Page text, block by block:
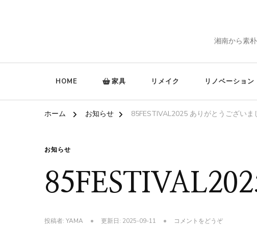
湘南から素
HOME 家具 リメイク リノベーション
ホーム お知らせ 85FESTIVAL2025 ありがとうございま
お知らせ
投稿者: YAMA 更新日: 2025-09-11 コメントをどうぞ